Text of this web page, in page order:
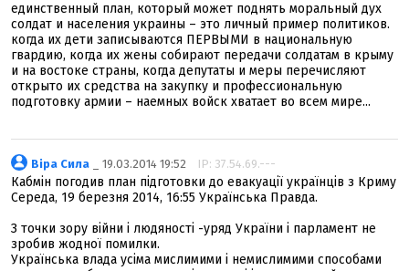
единственный план, который может поднять моральный дух
солдат и населения украины – это личный пример политиков.
когда их дети записываются ПЕРВЫМИ в национальную
гвардию, когда их жены собирают передачи солдатам в крыму
и на востоке страны, когда депутаты и меры перечисляют
открыто их средства на закупку и профессиональную
подготовку армии – наемных войск хватает во всем мире...
Віра Сила _ 19.03.2014 19:52 IP: 37.54.69.---
Кабмін погодив план підготовки до евакуації українців з Криму
Середа, 19 березня 2014, 16:55 Українська Правда.
З точки зору війни і людяності -уряд України і парламент не
зробив жодної помилки.
Українська влада усіма мислимими і немислимими способами